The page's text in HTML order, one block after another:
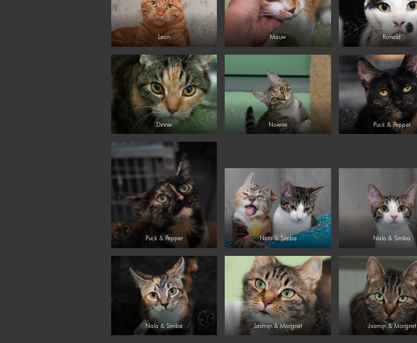
Leon Mauw Ronald
Dinnie Noenie Puck & Pepper
Puck & Pepper Nala & Simba Nala & Simba
Nala & Simba Jasmijn & Margriet Jasmijn & Margriet